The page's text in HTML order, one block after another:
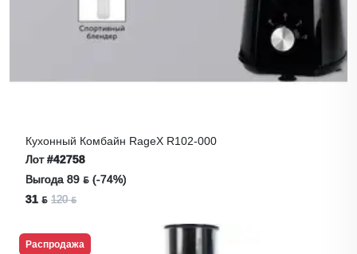
Кухонный Комбайн RageX R102-000
Лот#42758
Выгода 89 ƃ (-74%)
31 ƃ 120 ƃ
Распродажа